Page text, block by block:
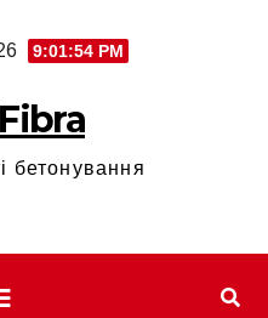
9:01:55 PM
бетонування